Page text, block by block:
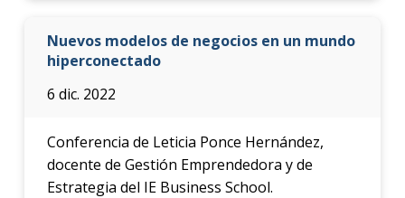
Nuevos modelos de negocios en un mundo
hiperconectado
6 dic. 2022
Conferencia de Leticia Ponce Hernández,
docente de Gestión Emprendedora y de
Estrategia del IE Business School.